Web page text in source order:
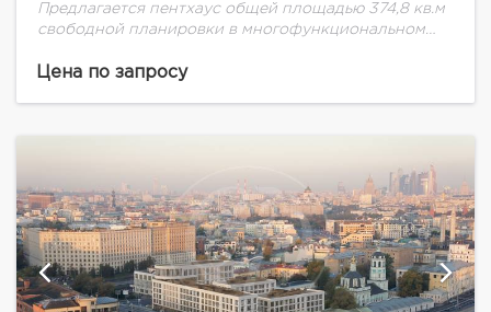
Предлагается пентхаус общей площадью 374,8 кв.м
свободной планировки в многофункциональном
Прекрасные видовые характеристики на высотку и
Цена по запросу